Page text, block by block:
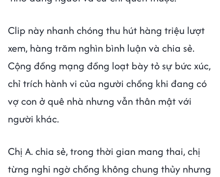
Clip này nhanh chóng thu hút hàng triệu lượt
xem, hàng trăm nghìn bình luận và chia sẻ.
Cộng đồng mạng đồng loạt bày tỏ sự bức xúc,
chỉ trích hành vi của người chồng khi đang có
vợ con ở quê nhà nhưng vẫn thân mật với
người khác.
Chị A. chia sẻ, trong thời gian mang thai, chị
từng nghi ngờ chồng không chung thủy nhưng